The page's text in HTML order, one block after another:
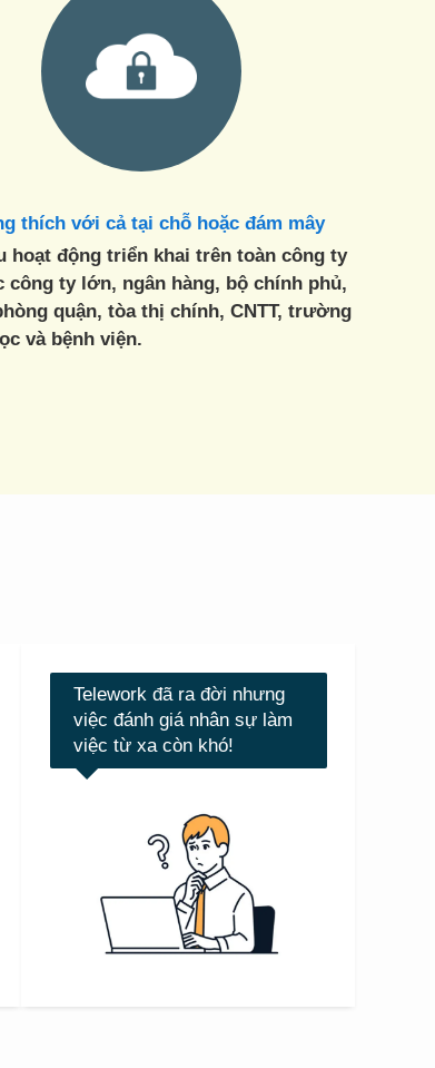
thích với cả tại chỗ hoặc đám mây
hoạt động triển khai trên toàn công ty
công ty lớn, ngân hàng, bộ chính phủ,
quận, tòa thị chính, CNTT, trường
và bệnh viện.
Telework đã ra đời nhưng
việc đánh giá nhân sự làm
việc từ xa còn khó!